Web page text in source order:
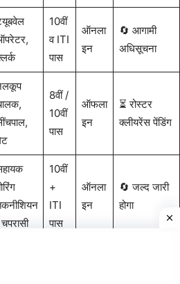
10वीं
व ITI
पास
ऑनला
इन
🔄 आगामी
अधिसूचना
8वीं /
10वीं
पास
ऑफला
इन
⏳ रोस्टर
क्लीयरेंस पेंडिंग
10वीं
+
ITI
पास
ऑनला
इन
🔄 जल्द जारी
होगा